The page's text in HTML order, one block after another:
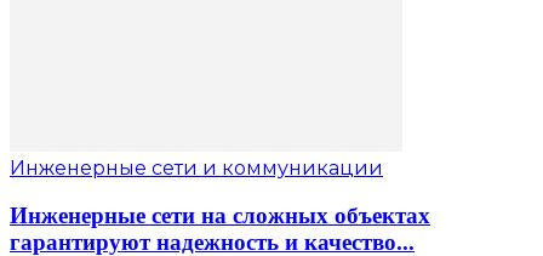
Инженерные сети и коммуникации
Инженерные сети на сложных объектах
гарантируют надежность и качество...